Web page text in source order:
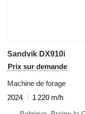
Sandvik DX910i
Prix sur demande
Machine de forage
2024
1 220 m/h